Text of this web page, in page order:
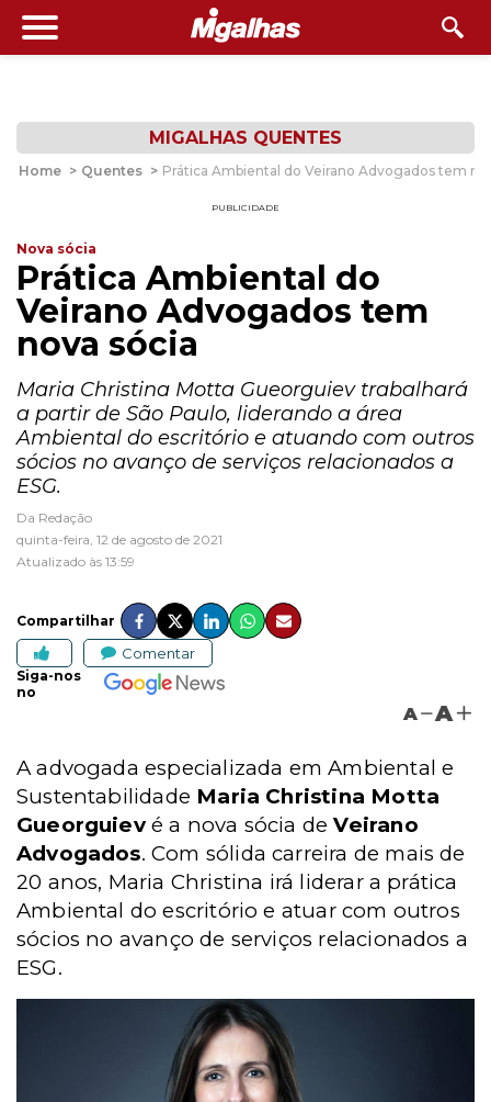
MIGALHAS QUENTES
Home > Quentes > Prática Ambiental do Veirano Advogados tem
PUBLICIDADE
Nova sócia
Prática Ambiental do
Veirano Advogados tem
nova sócia
Maria Christina Motta Gueorguiev trabalhará
a partir de São Paulo, liderando a área
Ambiental do escritório e atuando com outros
sócios no avanço de serviços relacionados a
ESG.
Da Redação
quinta-feira, 12 de agosto de 2021
Atualizado às 13:59
Compartilhar
Comentar
Siga-nos
no
A A
A advogada especializada em Ambiental e
Sustentabilidade Maria Christina Motta
Gueorguievé a nova sócia deVeirano
Advogados. Com sólida carreira de mais de
20 anos, Maria Christina irá liderar a prática
Ambiental do escritório e atuar com outros
sócios no avanço de serviços relacionados a
ESG.